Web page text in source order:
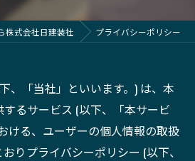
株式会社日建装社 プライバシーポリシー
、「当社」といいます。) は、本
るサービス (以下、「本サービ
ける、ユーザーの個人情報の取扱
りプライバシーポリシー (以下、